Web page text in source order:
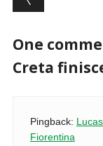
One
Creta
Pingback:
Fiorentina